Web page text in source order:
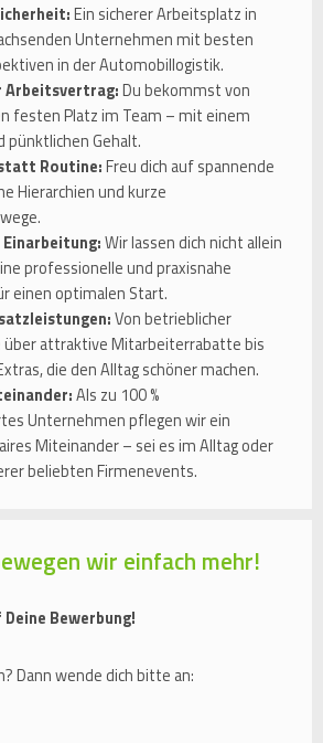
Ein sicherer Arbeitsplatz in
Unternehmen mit besten
in der Automobillogistik.
Du bekommst von
festen Platz im Team – mit einem
Gehalt.
Routine:Freu dich auf spannende
Hierarchien und kurze
Wir lassen dich nicht allein
professionelle und praxisnahe
einen optimalen Start.
Von betrieblicher
über attraktive Mitarbeiterrabatte bis
die den Alltag schöner machen.
Als zu 100 %
Unternehmen pflegen wir ein
Miteinander – sei es im Alltag oder
beliebten Firmenevents.
wir einfach mehr!
Bewerbung!
Dann wende dich bitte an: